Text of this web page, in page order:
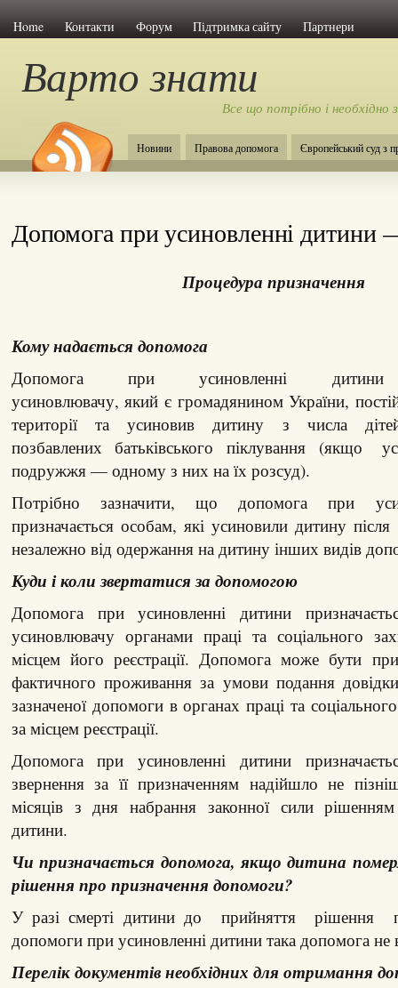
Home Контакти Форум Підтримка сайту Партнери
Варто знати
Все що потрібно і
Новини Правова допомога Європейський суд з
Допомога при усиновленні дитини
Процедура призначення
Кому надається допомога
Допомога при усиновленні дитини
усиновлювачу, який є громадянином України,
території та усиновив дитину з числа
позбавлених батьківського піклування (якщо
подружжя — одному з них на їх розсуд).
Потрібно зазначити, що допомога при
призначається особам, які усиновили дитину
незалежно від одержання на дитину інших видів
Куди і коли звертатися за допомогою
Допомога при усиновленні дитини
усиновлювачу органами праці та соціального
місцем його реєстрації. Допомога може бути
фактичного проживання за умови подання
зазначеної допомоги в органах праці та
за місцем реєстрації.
Допомога при усиновленні дитини
звернення за її призначенням надійшло не
місяців з дня набрання законної сили
дитини.
Чи призначається допомога, якщо дитина
рішення про призначення допомоги?
У разі смерті дитини до прийняття рішення
допомоги при усиновленні дитини така допомога не
Перелік документів необхідних для отримання